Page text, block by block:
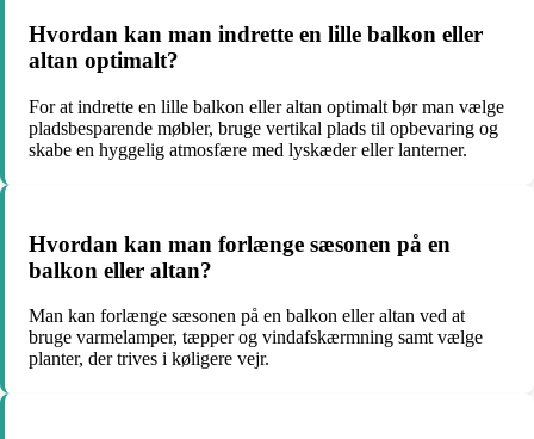
Hvordan kan man indrette en lille balkon eller
altan optimalt?
For at indrette en lille balkon eller altan optimalt bør man vælge
pladsbesparende møbler, bruge vertikal plads til opbevaring og
skabe en hyggelig atmosfære med lyskæder eller lanterner.
Hvordan kan man forlænge sæsonen på en
balkon eller altan?
Man kan forlænge sæsonen på en balkon eller altan ved at
bruge varmelamper, tæpper og vindafskærmning samt vælge
planter, der trives i køligere vejr.